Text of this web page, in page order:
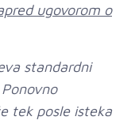
ugovorom o
standardni
tek posle isteka